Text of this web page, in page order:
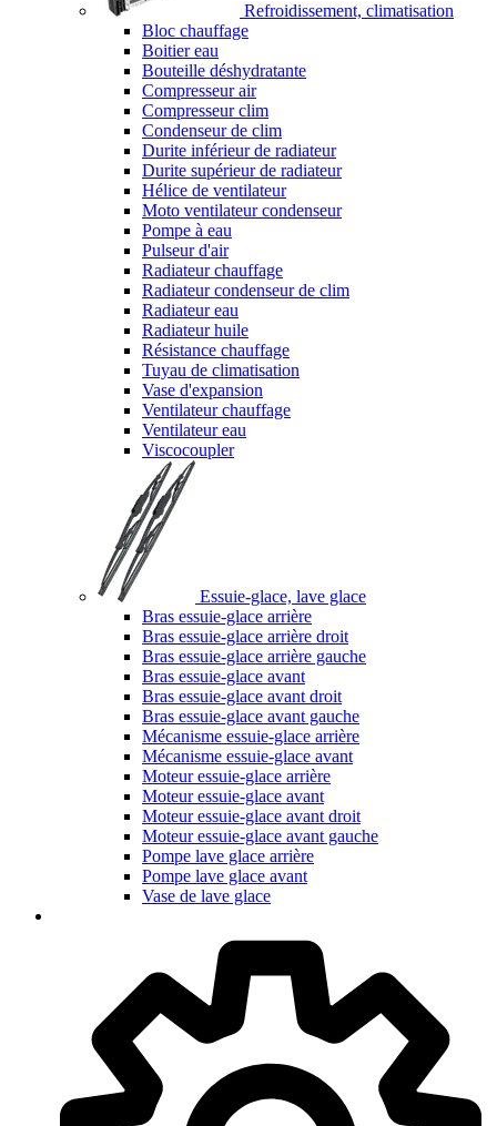
Refroidissement, climatisation
Bloc chauffage
Boitier eau
Bouteille déshydratante
Compresseur air
Compresseur clim
Condenseur de clim
Durite inférieur de radiateur
Durite supérieur de radiateur
Hélice de ventilateur
Moto ventilateur condenseur
Pompe à eau
Pulseur d'air
Radiateur chauffage
Radiateur condenseur de clim
Radiateur eau
Radiateur huile
Résistance chauffage
Tuyau de climatisation
Vase d'expansion
Ventilateur chauffage
Ventilateur eau
Viscocoupler
Essuie-glace, lave glace
Bras essuie-glace arrière
Bras essuie-glace arrière droit
Bras essuie-glace arrière gauche
Bras essuie-glace avant
Bras essuie-glace avant droit
Bras essuie-glace avant gauche
Mécanisme essuie-glace arrière
Mécanisme essuie-glace avant
Moteur essuie-glace arrière
Moteur essuie-glace avant
Moteur essuie-glace avant droit
Moteur essuie-glace avant gauche
Pompe lave glace arrière
Pompe lave glace avant
Vase de lave glace